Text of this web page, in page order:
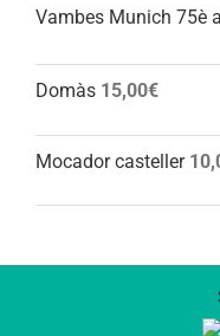
Vambes Munich 75è
Domàs 15,00€
Mocador casteller